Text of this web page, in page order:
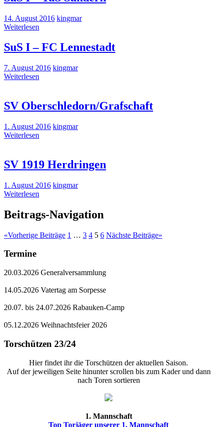
14. August 2016 kingmar
Weiterlesen
SuS I – FC Lennestadt
7. August 2016 kingmar
Weiterlesen
SV Oberschledorn/​Grafschaft
1. August 2016 kingmar
Weiterlesen
SV 1919 Herdringen
1. August 2016 kingmar
Weiterlesen
Beitrags-Navigation
«Vorherige Beiträge 1 … 3 4 5 6 Nächste Beiträge»
Termine
20.03.2026 Generalversammlung
14.05.2026 Vatertag am Sorpesse
20.07. bis 24.07.2026 Rabauken-Camp
05.12.2026 Weihnachtsfeier 2026
Torschützen 23/24
Hier findet ihr die Torschützen der aktuellen Saison.
Auf der jeweiligen Seite hinunter scrollen bis zum Kader und dann
nach Toren sortieren
1. Mannschaft
Top Torjäger unserer 1. Mannschaft